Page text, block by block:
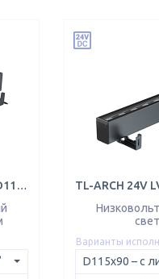
TL-ARCH 24V LV 4 L600 740 D115х75 LID
Варианты